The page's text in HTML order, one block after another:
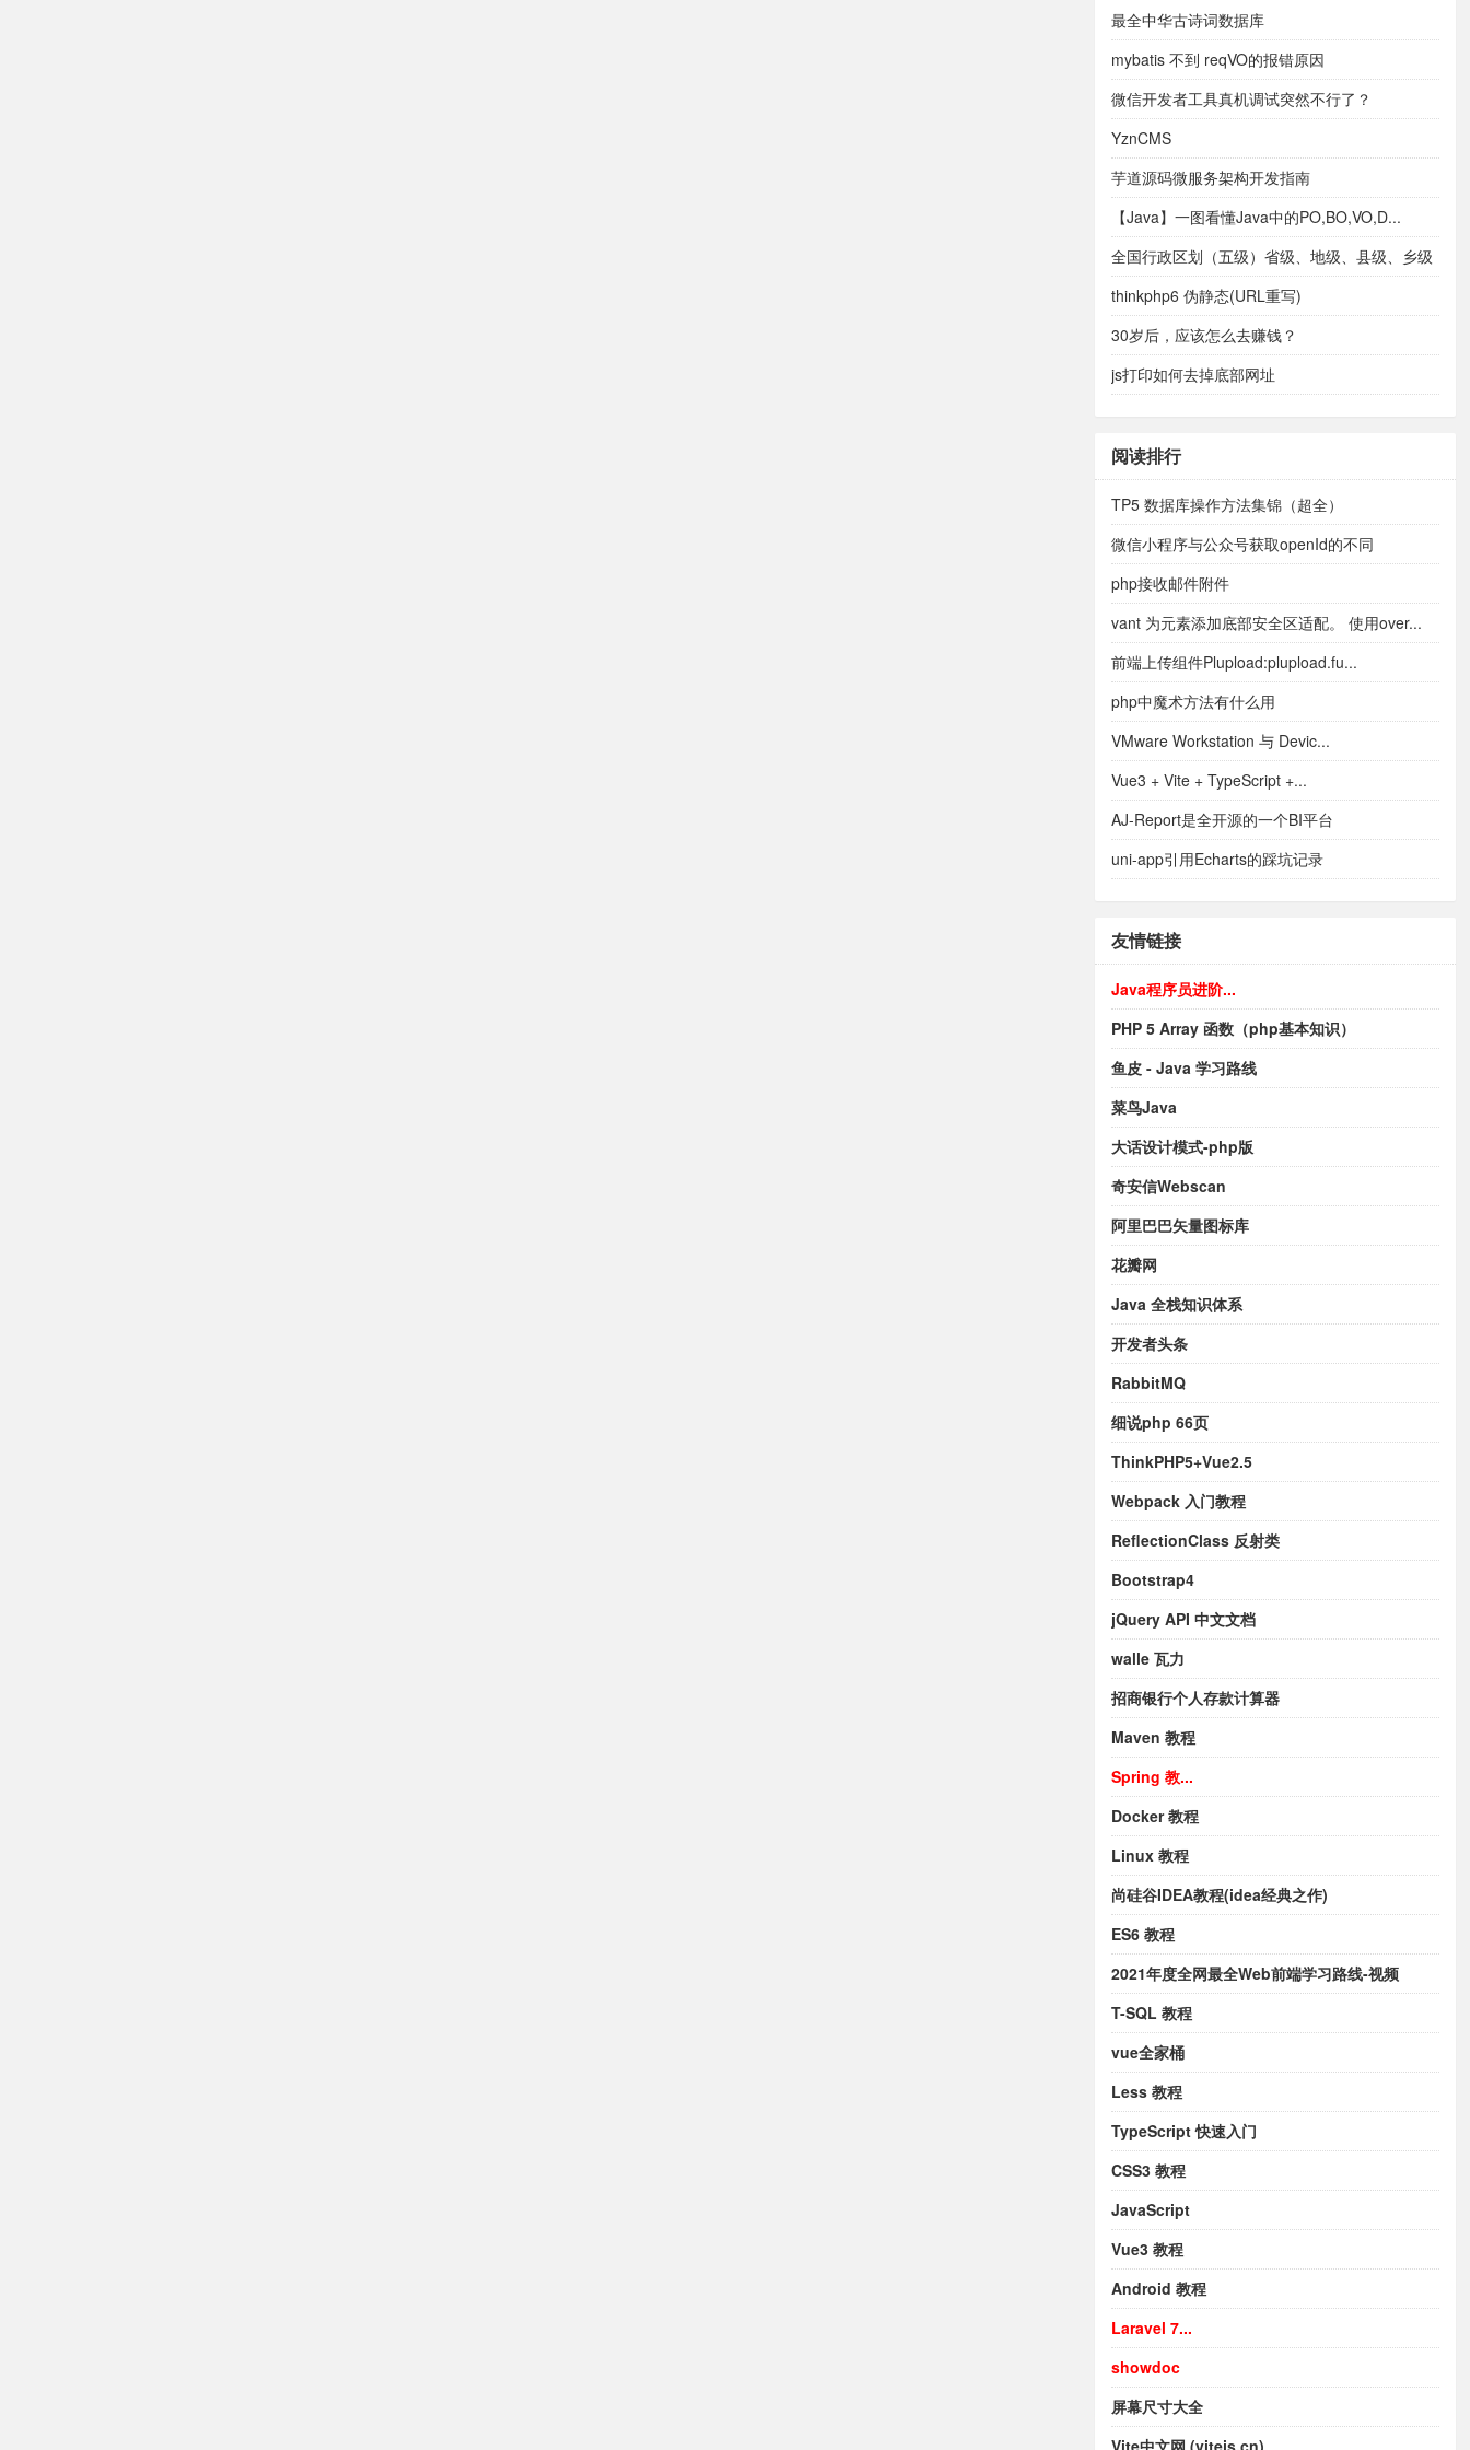
最全中华古诗词数据库
mybatis 不到 reqVO的报错原因
微信开发者工具真机调试突然不行了？
YznCMS
芋道源码微服务架构开发指南
【Java】一图看懂Java中的PO,BO,VO,D...
全国行政区划（五级）省级、地级、县级、乡级
和村级。
thinkphp6 伪静态(URL重写)
30岁后，应该怎么去赚钱？
js打印如何去掉底部网址
阅读排行
TP5 数据库操作方法集锦（超全）
微信小程序与公众号获取openId的不同
php接收邮件附件
vant 为元素添加底部安全区适配。 使用over...
前端上传组件Plupload:plupload.fu...
php中魔术方法有什么用
VMware Workstation 与 Devic...
Vue3 + Vite + TypeScript +...
AJ-Report是全开源的一个BI平台
uni-app引用Echarts的踩坑记录
友情链接
Java程序员进阶...
PHP 5 Array 函数（php基本知识）
鱼皮 - Java 学习路线
菜鸟Java
大话设计模式-php版
奇安信Webscan
阿里巴巴矢量图标库
花瓣网
Java 全栈知识体系
开发者头条
RabbitMQ
细说php 66页
ThinkPHP5+Vue2.5
Webpack 入门教程
ReflectionClass 反射类
Bootstrap4
jQuery API 中文文档
walle 瓦力
招商银行个人存款计算器
Maven 教程
Spring 教...
Docker 教程
Linux 教程
尚硅谷IDEA教程(idea经典之作)
ES6 教程
2021年度全网最全Web前端学习路线-视频
T-SQL 教程
vue全家桶
Less 教程
TypeScript 快速入门
CSS3 教程
JavaScript
Vue3 教程
Android 教程
Laravel 7...
showdoc
屏幕尺寸大全
Vite中文网 (vitejs.cn)